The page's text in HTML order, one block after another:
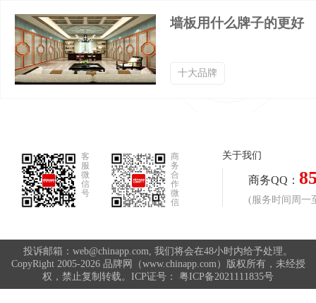
墙板用什么牌子的更好
十大品牌
客
服
微
信
号
商
务
合
作
微
信
关于我们
商务QQ：
(服务时间周一
投诉邮箱：web@chinapp.com, 我们将会在48小时内给予处理。
CopyRight 2005-2026 品牌网（www.chinapp.com）版权所有，未经授
权，禁止复制转载。ICP证号： 粤ICP备2021111835号